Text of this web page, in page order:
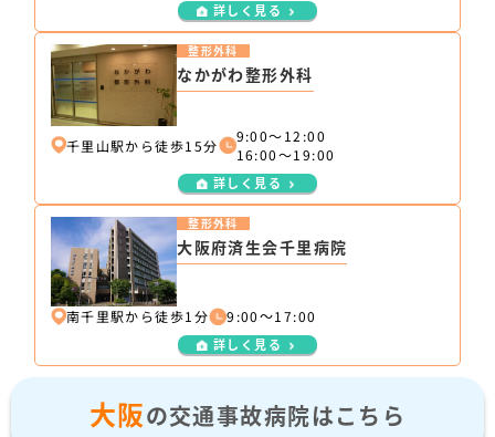
詳しく見る
なかがわ整形外科
整形外科
千里山駅から徒歩15分
9:00〜12:00
16:00〜19:00
詳しく見る
大阪府済生会千里病院
整形外科
南千里駅から徒歩1分 9:00～17:00
詳しく見る
大阪の交通事故病院はこちら